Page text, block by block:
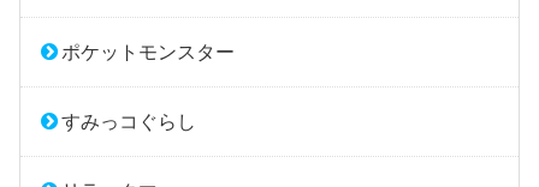
ポケットモンスター
すみっコぐらし